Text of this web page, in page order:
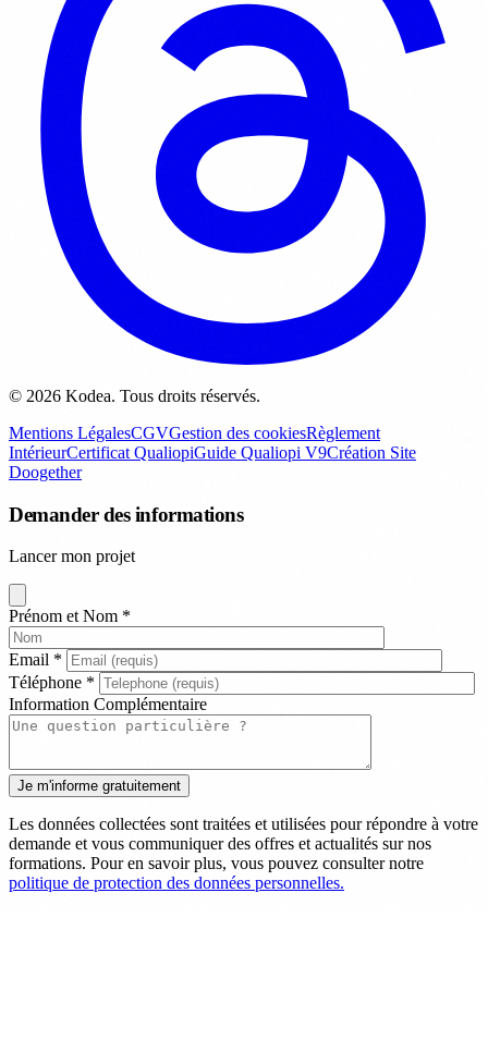
© 2026 Kodea. Tous droits réservés.
Mentions LégalesCGVGestion des cookiesRèglement
IntérieurCertificat QualiopiGuide Qualiopi V9Création Site
Doogether
Demander des informations
Lancer mon projet
Prénom et Nom *
Email *
Téléphone *
Information Complémentaire
Les données collectées sont traitées et utilisées pour répondre à votre
demande et vous communiquer des offres et actualités sur nos
formations. Pour en savoir plus, vous pouvez consulter notre
politique de protection des données personnelles.